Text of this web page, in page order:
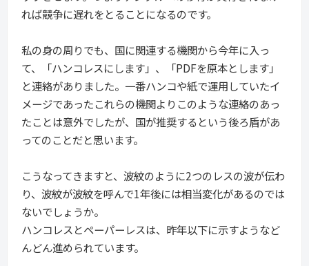
れば競争に遅れをとることになるのです。
私の身の周りでも、国に関連する機関から今年に入っ
て、「ハンコレスにします」、「PDFを原本とします」
と連絡がありました。一番ハンコや紙で運用していたイ
メージであったこれらの機関よりこのような連絡のあっ
たことは意外でしたが、国が推奨するという後ろ盾があ
ってのことだと思います。
こうなってきますと、波紋のように2つのレスの波が伝わ
り、波紋が波紋を呼んで1年後には相当変化があるのでは
ないでしょうか。
ハンコレスとペーパーレスは、昨年以下に示すようなど
んどん進められています。